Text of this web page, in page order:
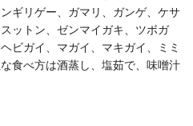
ギリゲー、ガマリ、ガンゲ、ケサ
ットン、ゼンマイガキ、ツボガ
ビガイ、マガイ、マキガイ、ミミ
食べ方は酒蒸し、塩茹で、味噌汁